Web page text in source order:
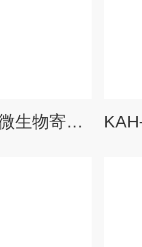
KAH-WJ开放式微生物寄生虫学多媒体教学系统2